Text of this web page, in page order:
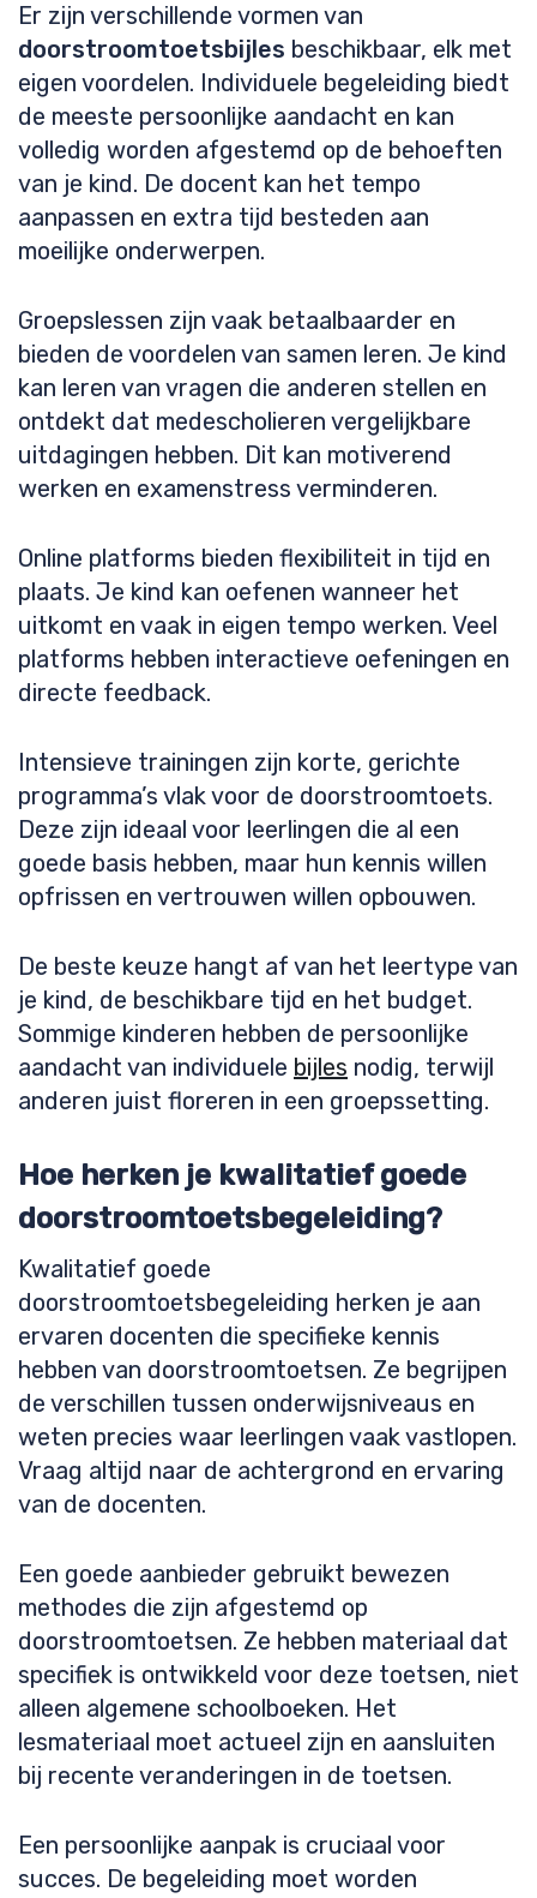
Er zijn verschillende vormen van
doorstroomtoetsbijles beschikbaar, elk met
eigen voordelen. Individuele begeleiding biedt
de meeste persoonlijke aandacht en kan
volledig worden afgestemd op de behoeften
van je kind. De docent kan het tempo
aanpassen en extra tijd besteden aan
moeilijke onderwerpen.
Groepslessen zijn vaak betaalbaarder en
bieden de voordelen van samen leren. Je kind
kan leren van vragen die anderen stellen en
ontdekt dat medescholieren vergelijkbare
uitdagingen hebben. Dit kan motiverend
werken en examenstress verminderen.
Online platforms bieden flexibiliteit in tijd en
plaats. Je kind kan oefenen wanneer het
uitkomt en vaak in eigen tempo werken. Veel
platforms hebben interactieve oefeningen en
directe feedback.
Intensieve trainingen zijn korte, gerichte
programma’s vlak voor de doorstroomtoets.
Deze zijn ideaal voor leerlingen die al een
goede basis hebben, maar hun kennis willen
opfrissen en vertrouwen willen opbouwen.
De beste keuze hangt af van het leertype van
je kind, de beschikbare tijd en het budget.
Sommige kinderen hebben de persoonlijke
aandacht van individuele bijles nodig, terwijl
anderen juist floreren in een groepssetting.
Hoe herken je kwalitatief goede
doorstroomtoetsbegeleiding?
Kwalitatief goede
doorstroomtoetsbegeleiding herken je aan
ervaren docenten die specifieke kennis
hebben van doorstroomtoetsen. Ze begrijpen
de verschillen tussen onderwijsniveaus en
weten precies waar leerlingen vaak vastlopen.
Vraag altijd naar de achtergrond en ervaring
van de docenten.
Een goede aanbieder gebruikt bewezen
methodes die zijn afgestemd op
doorstroomtoetsen. Ze hebben materiaal dat
specifiek is ontwikkeld voor deze toetsen, niet
alleen algemene schoolboeken. Het
lesmateriaal moet actueel zijn en aansluiten
bij recente veranderingen in de toetsen.
Een persoonlijke aanpak is cruciaal voor
succes. De begeleiding moet worden